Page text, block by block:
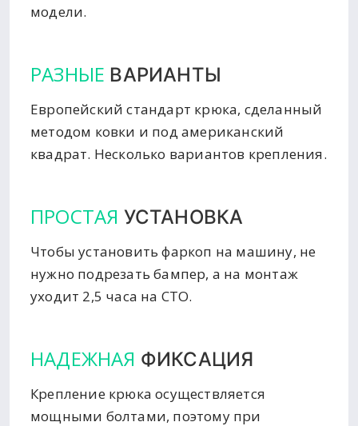
модели.
РАЗНЫЕ ВАРИАНТЫ
Европейский стандарт крюка, сделанный
методом ковки и под американский
квадрат. Несколько вариантов крепления.
ПРОСТАЯ УСТАНОВКА
Чтобы установить фаркоп на машину, не
нужно подрезать бампер, а на монтаж
уходит 2,5 часа на СТО.
НАДЕЖНАЯ ФИКСАЦИЯ
Крепление крюка осуществляется
мощными болтами, поэтому при